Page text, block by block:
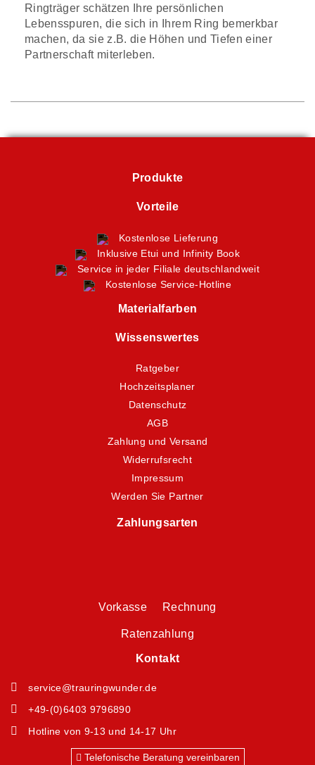
Ringträger schätzen Ihre persönlichen
Lebensspuren, die sich in Ihrem Ring bemerkbar
machen, da sie z.B. die Höhen und Tiefen einer
Partnerschaft miterleben.
Produkte
Vorteile
Kostenlose Lieferung
Inklusive Etui und Infinity Book
Service in jeder Filiale deutschlandweit
Kostenlose Service-Hotline
Materialfarben
Wissenswertes
Ratgeber
Hochzeitsplaner
Datenschutz
AGB
Zahlung und Versand
Widerrufsrecht
Impressum
Werden Sie Partner
Zahlungsarten
Vorkasse Rechnung
Ratenzahlung
Kontakt
service@trauringwunder.de
+49-(0)6403 9796890
Hotline von 9-13 und 14-17 Uhr
Telefonische Beratung vereinbaren